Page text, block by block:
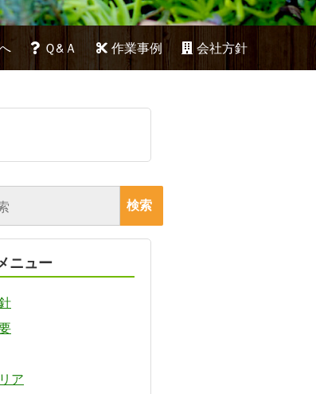
Ｑ&Ａ 作業事例 会社方針
ニュー
ア